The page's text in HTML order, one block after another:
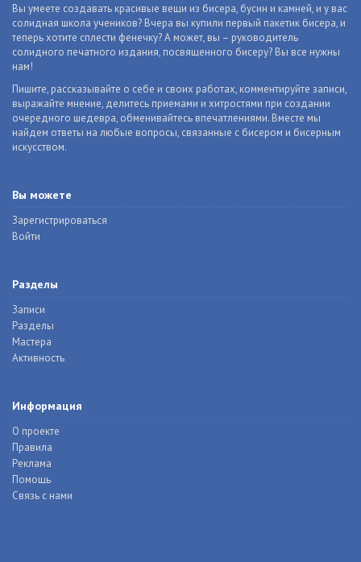
Вы умеете создавать красивые вещи из бисера, бусин и камней, и у вас
солидная школа учеников? Вчера вы купили первый пакетик бисера, и
теперь хотите сплести фенечку? А может, вы – руководитель
солидного печатного издания, посвященного бисеру? Вы все нужны
нам!
Пишите, рассказывайте о себе и своих работах, комментируйте записи,
выражайте мнение, делитесь приемами и хитростями при создании
очередного шедевра, обменивайтесь впечатлениями. Вместе мы
найдем ответы на любые вопросы, связанные с бисером и бисерным
искусством.
Вы можете
Зарегистрироваться
Войти
Разделы
Записи
Разделы
Мастера
Активность
Информация
О проекте
Правила
Реклама
Помощь
Связь с нами